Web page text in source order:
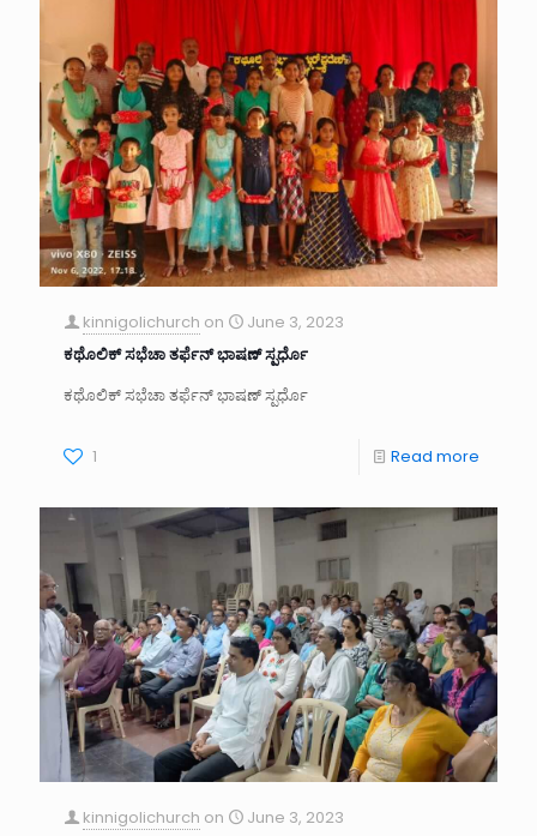
kinnigolichurch on
June 3, 2023
ಕಥೊಲಿಕ್ ಸಭೆಚಾ ತರ್ಫೆನ್ ಭಾಷಣ್ ಸ್ಪರ್ಧೊ
ಕಥೊಲಿಕ್ ಸಭೆಚಾ ತರ್ಫೆನ್ ಭಾಷಣ್ ಸ್ಪರ್ಧೊ
1 Read more
kinnigolichurch on
June 3, 2023